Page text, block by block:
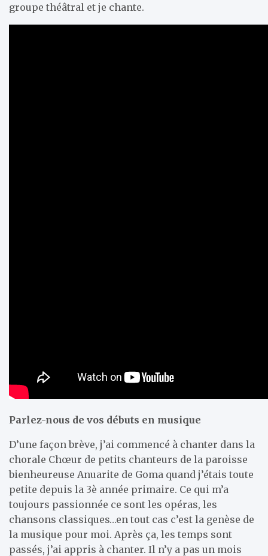
groupe théâtral et je chante.
Parlez-nous de vos débuts en musique
D’une façon brève, j’ai commencé à chanter dans la
chorale Chœur de petits chanteurs de la paroisse
bienheureuse Anuarite de Goma quand j’étais toute
petite depuis la 3è année primaire. Ce qui m’a
toujours passionnée ce sont les opéras, les
chansons classiques…en tout cas c’est la genèse de
la musique pour moi. Après ça, les temps sont
passés, j’ai appris à chanter. Il n’y a pas un mois